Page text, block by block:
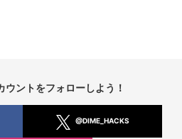
ウントをフォローしよう！
@DIME_HACKS